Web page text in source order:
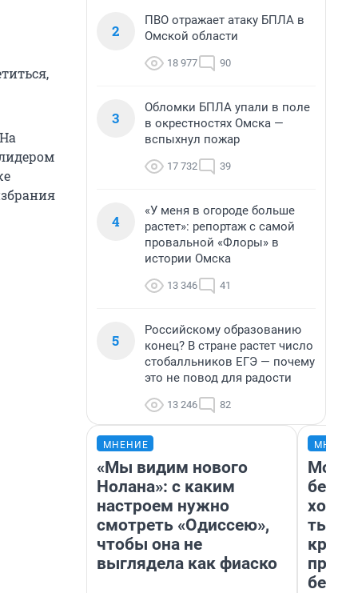
2
ПВО отражает атаку БПЛА в
Омской области
18 977 90
3
Обломки БПЛА упали в поле
в окрестностях Омска —
вспыхнул пожар
17 732 39
4
«У меня в огороде больше
растет»: репортаж с самой
провальной «Флоры» в
истории Омска
13 346 41
5
Российскому образованию
конец? В стране растет число
стобалльников ЕГЭ — почему
это не повод для радости
13 246 82
МНЕНИЕ
«Мы видим нового
Нолана»: с каким
настроем нужно
смотреть «Одиссею»,
чтобы она не
выглядела как фиаско
Мой